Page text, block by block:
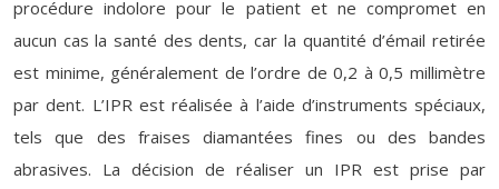
procédure indolore pour le patient et ne compromet en
aucun cas la santé des dents, car la quantité d’émail retirée
est minime, généralement de l’ordre de 0,2 à 0,5 millimètre
par dent. L’IPR est réalisée à l’aide d’instruments spéciaux,
tels que des fraises diamantées fines ou des bandes
abrasives. La décision de réaliser un IPR est prise par